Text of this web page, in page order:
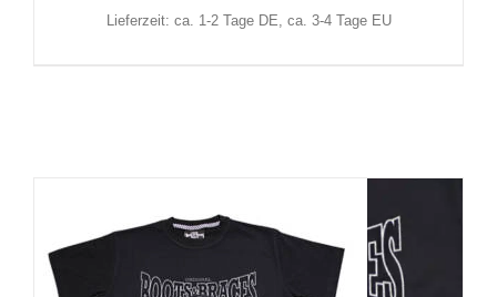
Lieferzeit: ca. 1-2 Tage DE, ca. 3-4 Tage EU